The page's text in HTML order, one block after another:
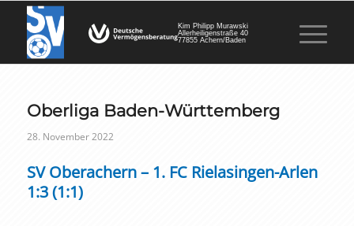
Kim Philipp Murawski
Allerheiligenstraße 40
77855 Achern/Baden
Oberliga Baden-Württemberg
28. November 2022
SV Oberachern – 1. FC Rielasingen-Arlen
1:3 (1:1)